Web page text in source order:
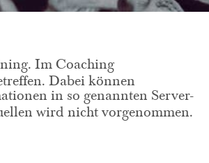
Im Coaching
Dabei können
in so genannten Server-
wird nicht vorgenommen.